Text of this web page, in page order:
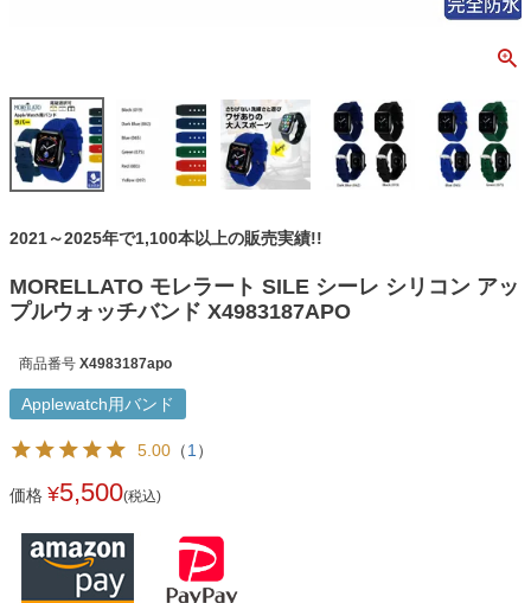
2021～2025年で1,100本以上の販売実績!!
MORELLATO モレラート SILE シーレ シリコン アッ
プルウォッチバンド X4983187APO
商品番号 X4983187apo
Applewatch用バンド
5.00 （1 ）
価格 ¥5,500(税込)